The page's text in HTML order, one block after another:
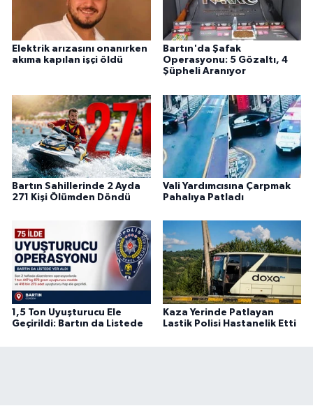
Elektrik arızasını onanırken
akıma kapılan işçi öldü
Bartın'da Şafak
Operasyonu: 5 Gözaltı, 4
Şüpheli Aranıyor
Bartın Sahillerinde 2 Ayda
271 Kişi Ölümden Döndü
Vali Yardımcısına Çarpmak
Pahalıya Patladı
1,5 Ton Uyuşturucu Ele
Geçirildi: Bartın da Listede
Kaza Yerinde Patlayan
Lastik Polisi Hastanelik Etti